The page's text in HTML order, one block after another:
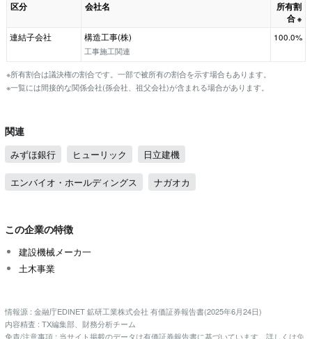
区分 会社名
所有割
合 ※
連結子会社
構造工事(株)
工事施工関連
100.0%
※所有割合は議決権の割合です。一部で被所有の割合を示す場合もあります。
※一覧には間接的な関係会社(孫会社、祖父会社)が含まれる場合があります。
関連
みずほ銀行 ヒューリック 日立建機
エンバイオ・ホールディングス ナガオカ
この企業の特徴
建設機械メーカ一
土木事業
情報源 : 金融庁EDINET 鉱研工業株式会社 有価証券報告書(2025年6月24日)
内容精査 : TX編集部、財務分析チーム
免責/注意事項 : 当サイト掲載のデータは有価証券報告書に基づいています。詳しくは免